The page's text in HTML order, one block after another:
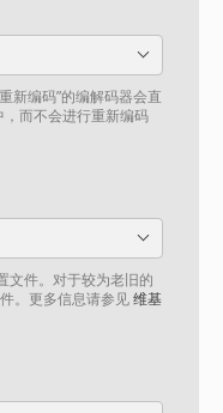
新编码”的编解码器会直
而不会进行重新编码
文件。对于较为老旧的
。更多信息请参见维基